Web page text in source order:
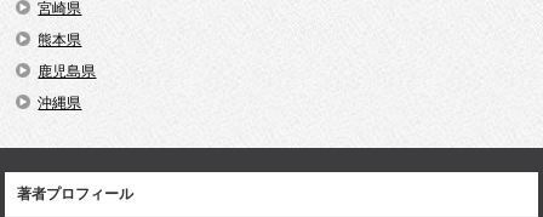
宮崎県
熊本県
鹿児島県
沖縄県
著者プロフィール